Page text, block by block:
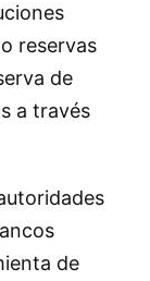
reservas
de
a través
de